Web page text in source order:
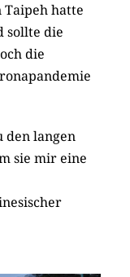
Taipeh hatte
sollte die
die
den langen
sie mir eine